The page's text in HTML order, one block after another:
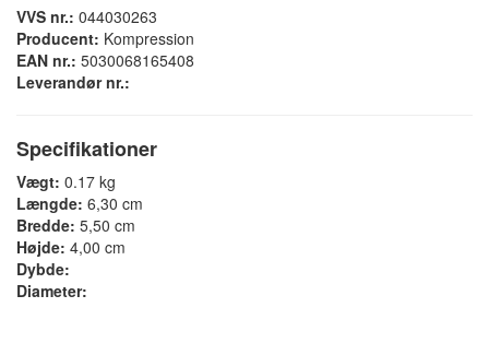
VVS nr.: 044030263
Producent: Kompression
EAN nr.: 5030068165408
Leverandør nr.:
Specifikationer
Vægt: 0.17 kg
Længde: 6,30 cm
Bredde: 5,50 cm
Højde: 4,00 cm
Dybde:
Diameter: